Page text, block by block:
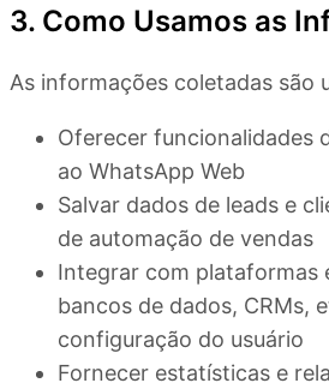
3. Como Usamos as
As informações coletadas são
Oferecer funcionalidades
ao WhatsApp Web
Salvar dados de leads e
de automação de vendas
Integrar com plataformas
bancos de dados, CRMs,
configuração do usuário
Fornecer estatísticas e